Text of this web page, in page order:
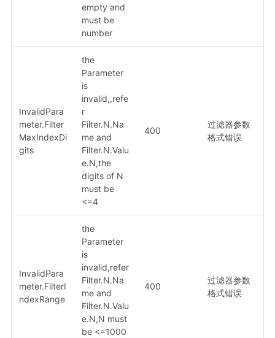
empty and
must be
number
InvalidPara
meter.Filter
MaxIndexDi
gits
the
Parameter
is
invalid,,refe
r
Filter.N.Na
me and
Filter.N.Valu
e.N,the
digits of N
must be
<=4
400
过滤器参数
格式错误
InvalidPara
meter.FilterI
ndexRange
the
Parameter
is
invalid,refer
Filter.N.Na
me and
Filter.N.Valu
e.N,N must
be <=1000
400
过滤器参数
格式错误